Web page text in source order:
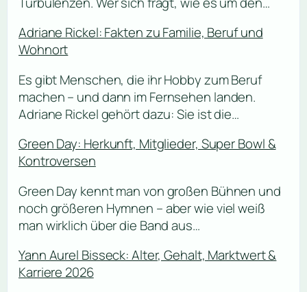
Adriane Rickel: Fakten zu Familie, Beruf und
Wohnort
Es gibt Menschen, die ihr Hobby zum Beruf
machen – und dann im Fernsehen landen.
Adriane Rickel gehört dazu: Sie ist die…
Green Day: Herkunft, Mitglieder, Super Bowl &
Kontroversen
Green Day kennt man von großen Bühnen und
noch größeren Hymnen – aber wie viel weiß
man wirklich über die Band aus…
Yann Aurel Bisseck: Alter, Gehalt, Marktwert &
Karriere 2026